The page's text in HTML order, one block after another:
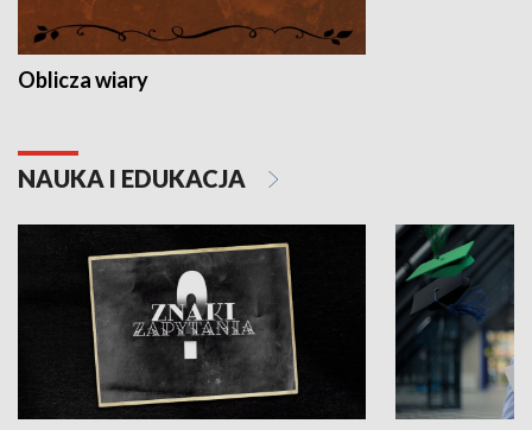
Oblicza wiary
NAUKA I EDUKACJA